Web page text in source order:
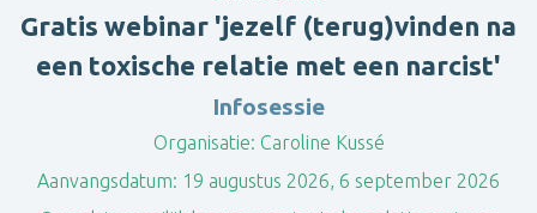
Gratis webinar 'jezelf (terug)vinden na
een toxische relatie met een narcist'
Infosessie
Organisatie: Caroline Kussé
Aanvangsdatum: 19 augustus 2026, 6 september 2026